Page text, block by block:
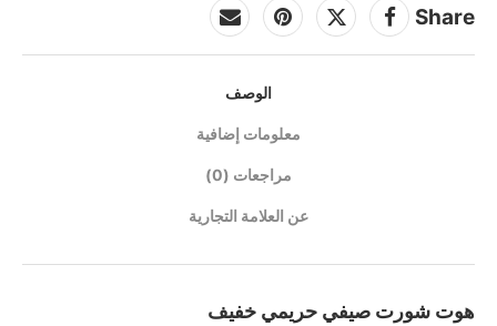
Share
الوصف
معلومات إضافية
مراجعات (0)
عن العلامة التجارية
هوت شورت صيفي حريمي خفيف